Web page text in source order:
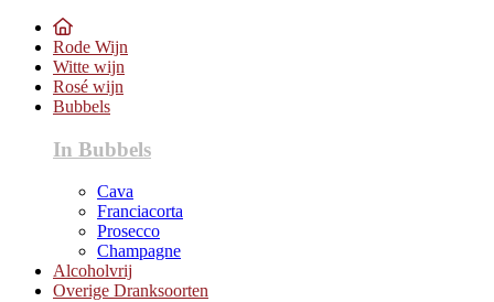
Rode Wijn
Witte wijn
Rosé wijn
Bubbels
In Bubbels
Cava
Franciacorta
Prosecco
Champagne
Alcoholvrij
Overige Dranksoorten